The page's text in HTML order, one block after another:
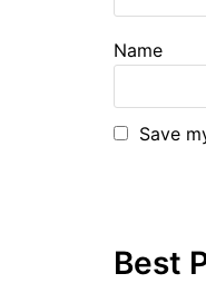
Name
Save
Best